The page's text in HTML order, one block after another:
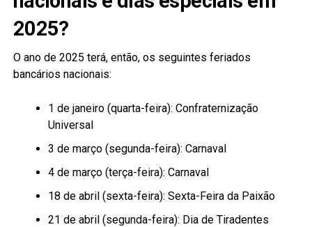
2025?
O ano de 2025 terá, então, os seguintes feriados
bancários nacionais:
1 de janeiro (quarta-feira): Confraternização
Universal
3 de março (segunda-feira): Carnaval
4 de março (terça-feira): Carnaval
18 de abril (sexta-feira): Sexta-Feira da Paixão
21 de abril (segunda-feira): Dia de Tiradentes